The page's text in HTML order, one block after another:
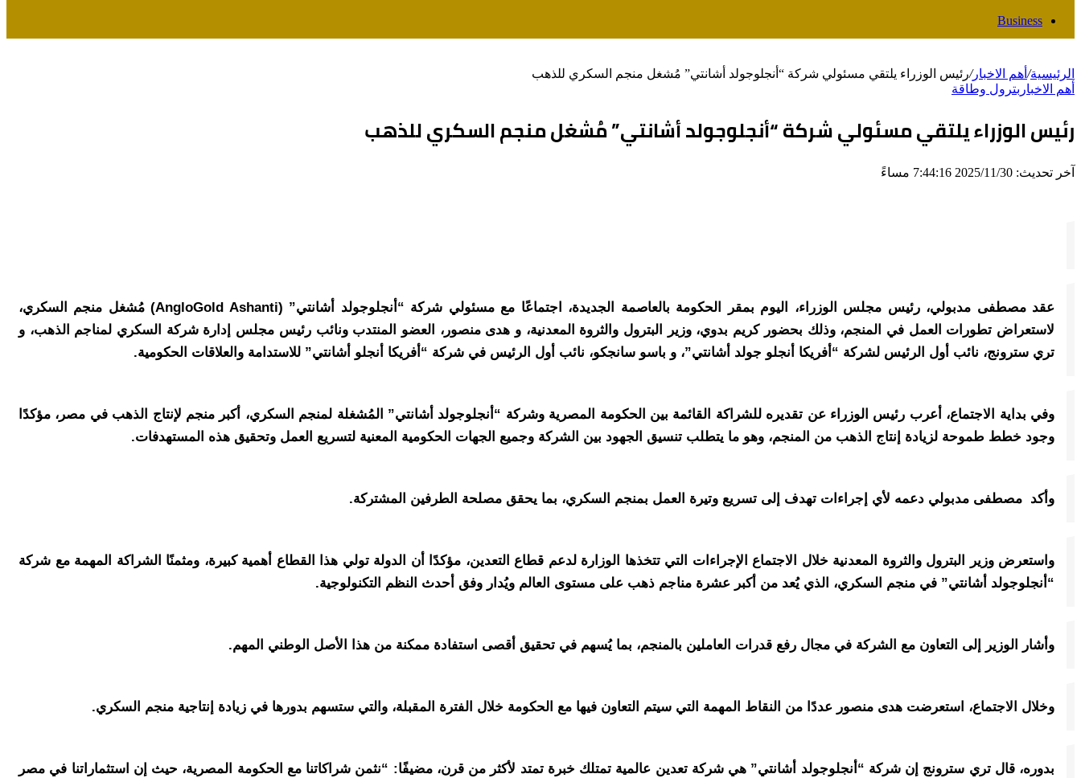
Business
الرئيسية/ أهم الاخبار/رئيس الوزراء يلتقي مسئولي شركة “أنجلوجولد أشانتي” مُشغل منجم السكري للذهب
أهم الاخبار بترول وطاقة
رئيس الوزراء يلتقي مسئولي شركة “أنجلوجولد أشانتي” مُشغل منجم السكري للذهب
آخر تحديث: 2025/11/30 7:44:16 مساءً
عقد مصطفى مدبولي، رئيس مجلس الوزراء، اليوم بمقر الحكومة بالعاصمة الجديدة، اجتماعًا مع مسئولي شركة “أنجلوجولد أشانتي” (AngloGold Ashanti) مُشغل منجم السكري،
لاستعراض تطورات العمل في المنجم، وذلك بحضور كريم بدوي، وزير البترول والثروة المعدنية، و هدى منصور، العضو المنتدب ونائب رئيس مجلس إدارة شركة السكري لمناجم الذهب، و
تري سترونج، نائب أول الرئيس لشركة “أفريكا أنجلو جولد أشانتي”، و باسو سانجكو، نائب أول الرئيس في شركة “أفريكا أنجلو أشانتي” للاستدامة والعلاقات الحكومية.
وفي بداية الاجتماع، أعرب رئيس الوزراء عن تقديره للشراكة القائمة بين الحكومة المصرية وشركة “أنجلوجولد أشانتي” المُشغلة لمنجم السكري، أكبر منجم لإنتاج الذهب في مصر، مؤكدًا
وجود خطط طموحة لزيادة إنتاج الذهب من المنجم، وهو ما يتطلب تنسيق الجهود بين الشركة وجميع الجهات الحكومية المعنية لتسريع العمل وتحقيق هذه المستهدفات.
وأكد مصطفى مدبولي دعمه لأي إجراءات تهدف إلى تسريع وتيرة العمل بمنجم السكري، بما يحقق مصلحة الطرفين المشتركة.
واستعرض وزير البترول والثروة المعدنية خلال الاجتماع الإجراءات التي تتخذها الوزارة لدعم قطاع التعدين، مؤكدًا أن الدولة تولي هذا القطاع أهمية كبيرة، ومثمنًا الشراكة المهمة مع شركة
“أنجلوجولد أشانتي” في منجم السكري، الذي يُعد من أكبر عشرة مناجم ذهب على مستوى العالم ويُدار وفق أحدث النظم التكنولوجية.
وأشار الوزير إلى التعاون مع الشركة في مجال رفع قدرات العاملين بالمنجم، بما يُسهم في تحقيق أقصى استفادة ممكنة من هذا الأصل الوطني المهم.
وخلال الاجتماع، استعرضت هدى منصور عددًا من النقاط المهمة التي سيتم التعاون فيها مع الحكومة خلال الفترة المقبلة، والتي ستسهم بدورها في زيادة إنتاجية منجم السكري.
بدوره، قال تري سترونج إن شركة “أنجلوجولد أشانتي” هي شركة تعدين عالمية تمتلك خبرة تمتد لأكثر من قرن، مضيفًا: “نثمن شراكاتنا مع الحكومة المصرية، حيث إن استثماراتنا في مصر